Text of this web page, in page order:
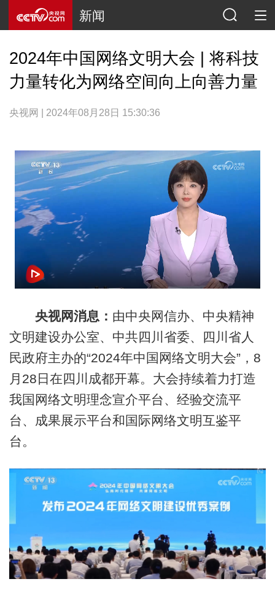
新闻
2024年中国网络文明大会 | 将科技
力量转化为网络空间向上向善力量
央视网 | 2024年08月28日 15:30:36
央视网消息： 由中央网信办、中央精神
文明建设办公室、中共四川省委、四川省人
民政府主办的“2024年中国网络文明大会”，8
月28日在四川成都开幕。大会持续着力打造
我国网络文明理念宣介平台、经验交流平
台、成果展示平台和国际网络文明互鉴平
台。